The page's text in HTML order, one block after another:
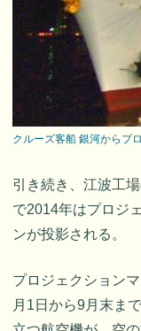
クルーズ客船 銀河からプ
引き続き、江波工
で2014年はプロジ
ンが投影される。
プロジェクション
月1日から9月末ま